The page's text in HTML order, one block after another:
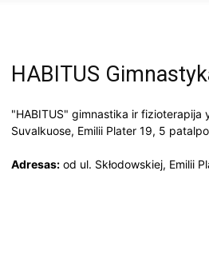
HABITUS
"HABITUS" gimnastika ir
Suvalkuose, Emilii Plater 19, 5
Adresas: od ul. Skłodowskiej, Emilii